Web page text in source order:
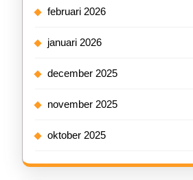
februari 2026
januari 2026
december 2025
november 2025
oktober 2025